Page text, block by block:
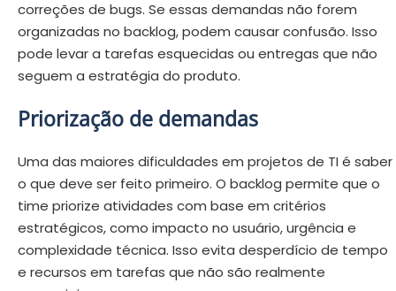
correções de bugs. Se essas demandas não forem
organizadas no backlog, podem causar confusão. Isso
pode levar a tarefas esquecidas ou entregas que não
seguem a estratégia do produto.
Priorização de demandas
Uma das maiores dificuldades em projetos de TI é saber
o que deve ser feito primeiro. O backlog permite que o
time priorize atividades com base em critérios
estratégicos, como impacto no usuário, urgência e
complexidade técnica. Isso evita desperdício de tempo
e recursos em tarefas que não são realmente